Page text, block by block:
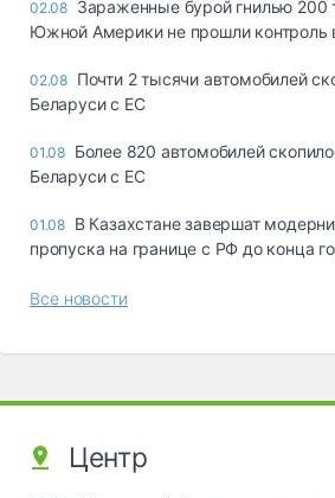
02.08 Зараженные бурой гнилью 200
Южной Америки не прошли контроль
02.08 Почти 2 тысячи автомобилей
Беларуси с ЕС
01.08 Более 820 автомобилей
Беларуси с ЕС
01.08 В Казахстане завершат
пропуска на границе с РФ до конца
Все новости
Центр